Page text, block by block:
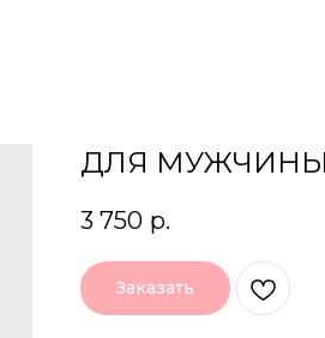
ДЛЯ
3 750 р.
Заказать